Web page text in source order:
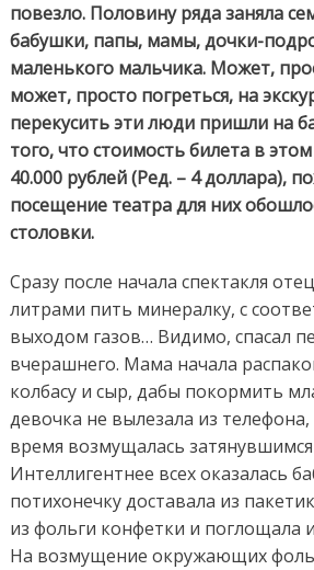
повезло. Половину ряда заняла
бабушки, папы, мамы, дочки-
маленького мальчика. Может,
может, просто погреться, на
перекусить эти люди пришли на
того, что стоимость билета в
40.000 рублей (Ред. – 4 доллара),
посещение театра для них
столовки.
Сразу после начала спектакля
литрами пить минералку, с
выходом газов… Видимо, спасал
вчерашнего. Мама начала
колбасу и сыр, дабы покормить
девочка не вылезала из телефона,
время возмущалась
Интеллигентнее всех оказалась
потихонечку доставала из
из фольги конфетки и поглощала
На возмущение окружающих